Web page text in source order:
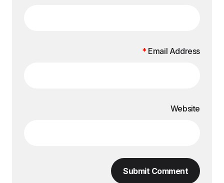
Email Address
*
Website
Submit Comment